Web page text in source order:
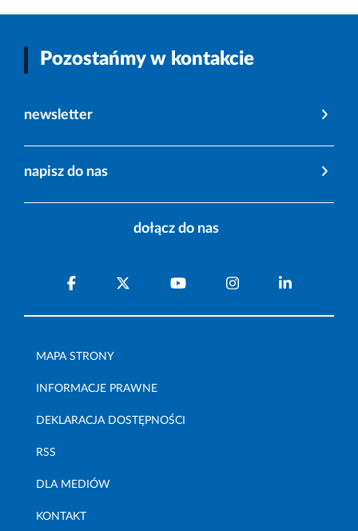
Pozostańmy w kontakcie
newsletter
napisz do nas
dołącz do nas
MAPA STRONY
INFORMACJE PRAWNE
DEKLARACJA DOSTĘPNOŚCI
RSS
DLA MEDIÓW
KONTAKT